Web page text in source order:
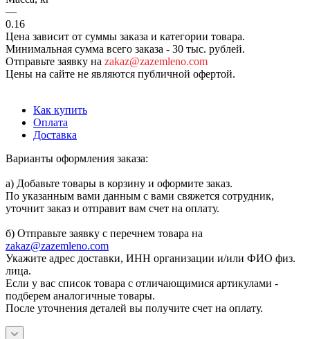
—
0.16
Цена зависит от суммы заказа и категории товара.
Минимальная сумма всего заказа - 30 тыс. рублей.
Отправьте заявку на zakaz@zazemleno.com
Цены на сайте не являются публичной офертой.
Как купить
Оплата
Доставка
Варианты оформления заказа:
а) Добавьте товары в корзину и оформите заказ.
По указанным вами данным с вами свяжется сотрудник,
уточнит заказ и отправит вам счет на оплату.
б) Отправьте заявку с перечнем товара на
zakaz@zazemleno.com
Укажите адрес доставки, ИНН организации и/или ФИО физ.
лица.
Если у вас список товара с отличающимися артикулами -
подберем аналогичные товары.
После уточнения деталей вы получите счет на оплату.